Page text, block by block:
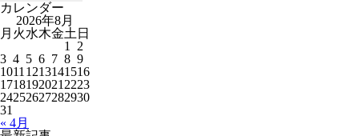
カレンダー
2026年8月
月 火水木金土 日
1
2
3 4 5 6 7 8 9
1011 1213141516
1718192021 2223
24252627282930
31
« 4月